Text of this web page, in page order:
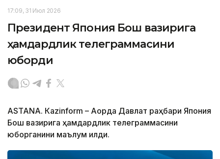
17:09, 31 Июл 2026
Президент Япония Бош вазирига
ҳамдардлик телеграммасини
юборди
ASTANА. Кazinform – Ақорда Давлат раҳбари Япония
Бош вазирига ҳамдардлик телеграммасини
юборганини маълум қилди.